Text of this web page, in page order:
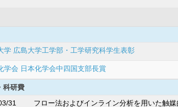
学 広島大学工学部・工学研究科学生表彰
学会 日本化学会中四国支部長賞
科研費
31
フロー法およびインライン分析を用いた触